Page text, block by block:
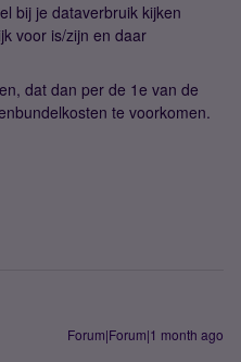
bij je dataverbruik kijken
voor is/zijn en daar
dat dan per de 1e van de
te voorkomen.
Forum|Forum|1 month ago